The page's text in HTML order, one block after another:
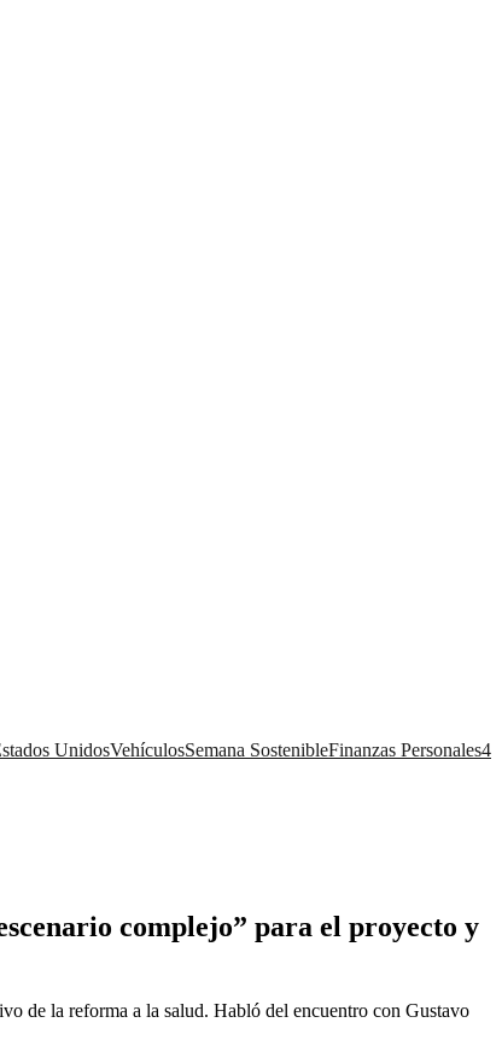
UnidosVehículosSemana SostenibleFinanzas Personales4
complejo” para el proyecto y
de la reforma a la salud. Habló del encuentro con Gustavo